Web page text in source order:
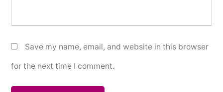
Save my name, email, and website in this browser
for the next time I comment.